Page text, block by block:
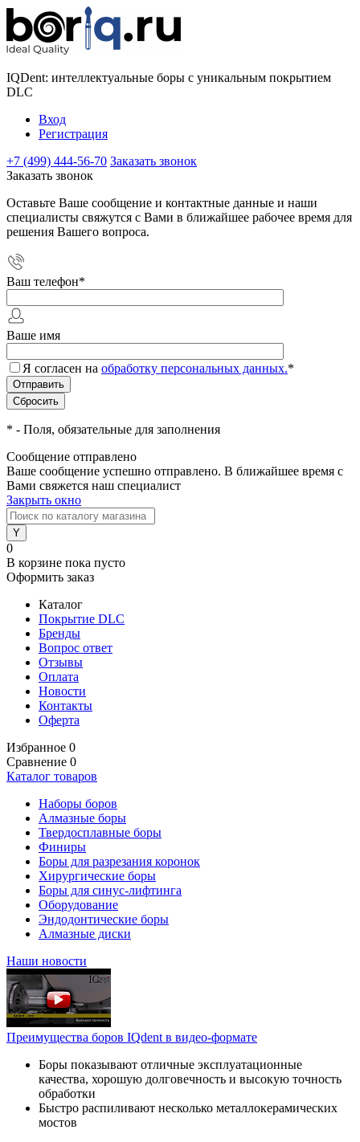
IQDent: интеллектуальные боры с уникальным покрытием
DLC
Вход
Регистрация
+7 (499) 444-56-70 Заказать звонок
Заказать звонок
Оставьте Ваше сообщение и контактные данные и наши
специалисты свяжутся с Вами в ближайшее рабочее время для
решения Вашего вопроса.
Ваш телефон*
Ваше имя
Я согласен на обработку персональных данных.*
* - Поля, обязательные для заполнения
Сообщение отправлено
Ваше сообщение успешно отправлено. В ближайшее время с
Вами свяжется наш специалист
Закрыть окно
0
В корзине пока пусто
Оформить заказ
Каталог
Покрытие DLC
Бренды
Вопрос ответ
Отзывы
Оплата
Новости
Контакты
Оферта
Избранное 0
Сравнение 0
Каталог товаров
Наборы боров
Алмазные боры
Твердосплавные боры
Финиры
Боры для разрезания коронок
Хирургические боры
Боры для синус-лифтинга
Оборудование
Эндодонтические боры
Алмазные диски
Наши новости
Преимущества боров IQdent в видео-формате
Боры показывают отличные эксплуатационные
качества, хорошую долговечность и высокую точность
обработки
Быстро распиливают несколько металлокерамических
мостов